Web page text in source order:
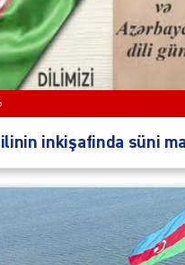
inkişafinda süni